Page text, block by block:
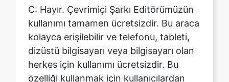
dizüstü bilgisayarı veya bilgisayarı olan
herkes için kullanımı ücretsizdir. Bu
özelliği kullanmak için kullanıcılardan
ücret almıyoruz.